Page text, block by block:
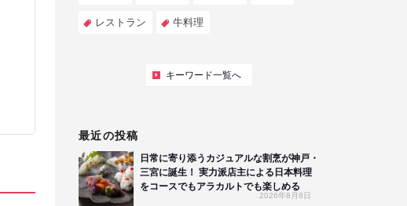
レストラン 牛料理
キーワード一覧へ
最近の投稿
日常に寄り添うカジュアルな割烹が神戸・
三宮に誕生！ 実力派店主による日本料理
をコースでもアラカルトでも楽しめる
2026年8月8日